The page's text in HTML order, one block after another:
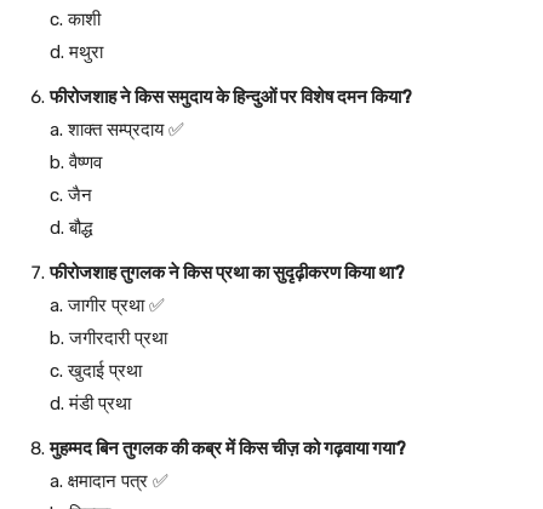
c. काशी
d. मथुरा
फीरोजशाह ने किस समुदाय के हिन्दुओं पर विशेष दमन किया?
a. शाक्त सम्प्रदाय ✅
b. वैष्णव
c. जैन
d. बौद्ध
फीरोजशाह तुगलक ने किस प्रथा का सुदृढ़ीकरण किया था?
a. जागीर प्रथा ✅
b. जगीरदारी प्रथा
c. खुदाई प्रथा
d. मंडी प्रथा
मुहम्मद बिन तुगलक की कब्र में किस चीज़ को गढ़वाया गया?
a. क्षमादान पत्र ✅